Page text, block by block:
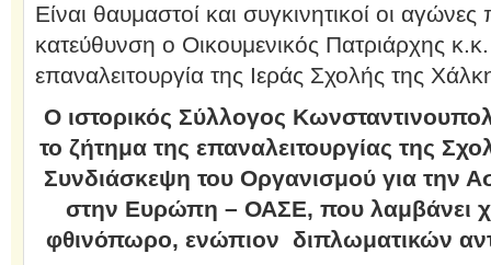
Είναι θαυμαστοί και συγκινητικοί οι
κατεύθυνση ο Οικουμενικός Πατριάρχης
επαναλειτουργία της Ιεράς Σχολής της
Ο ιστορικός Σύλλογος
το ζήτημα της επαναλειτουργίας της
Συνδιάσκεψη του Οργανισμού για την
στην Ευρώπη – ΟΑΣΕ, που λαμβάνει
φθινόπωρο, ενώπιον διπλωματικών